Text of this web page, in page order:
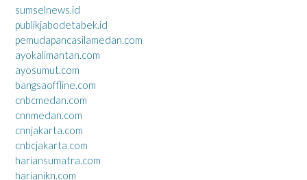
sumselnews.id
publikjabodetabek.id
pemudapancasilamedan.com
ayokalimantan.com
ayosumut.com
bangsaoffline.com
cnbcmedan.com
cnnmedan.com
cnnjakarta.com
cnbcjakarta.com
hariansumatra.com
harianikn.com